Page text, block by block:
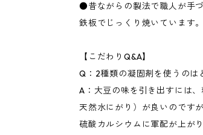
●昔ながらの製法で職人が手
鉄板でじっくり焼いています。
【こだわりQ&A】
Q：2種類の凝固剤を使うのは
A：大豆の味を引き出すには
天然水にがり）が良いのです
硫酸カルシウムに軍配が上がり